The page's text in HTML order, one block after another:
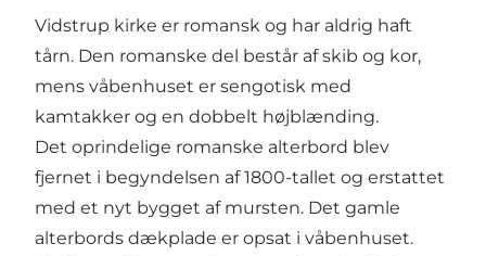
Vidstrup kirke er romansk og har aldrig haft
tårn. Den romanske del består af skib og kor,
mens våbenhuset er sengotisk med
kamtakker og en dobbelt højblænding.
Det oprindelige romanske alterbord blev
fjernet i begyndelsen af 1800-tallet og erstattet
med et nyt bygget af mursten. Det gamle
alterbords dækplade er opsat i våbenhuset.